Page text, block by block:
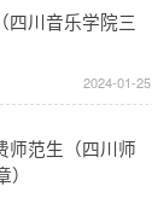
四川音乐学院三
2024-01-25
师范生（四川师